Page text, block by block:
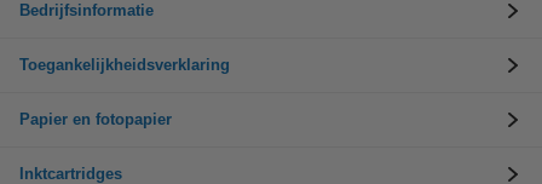
Bedrijfsinformatie
Toegankelijkheidsverklaring
Papier en fotopapier
Inktcartridges